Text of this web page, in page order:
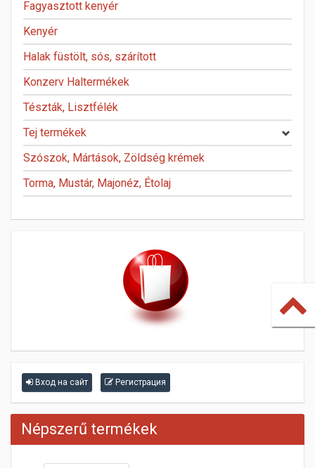
Fagyasztott kenyér
Kenyér
Halak füstölt, sós, szárított
Konzerv Haltermékek
Tészták, Lisztfélék
Tej termékek
Szószok, Mártások, Zöldség krémek
Torma, Mustár, Majonéz, Étolaj
Вход на сайт Регистрация
Népszerű termékek